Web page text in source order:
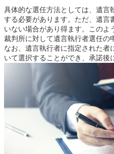
具体的な選任方法としては、遺言
する必要があります。ただ、遺言
いない場合があり得ます。このよ
裁判所に対して遺言執行者選任の
なお、遺言執行者に指定された者
いて選択することができ、承諾後